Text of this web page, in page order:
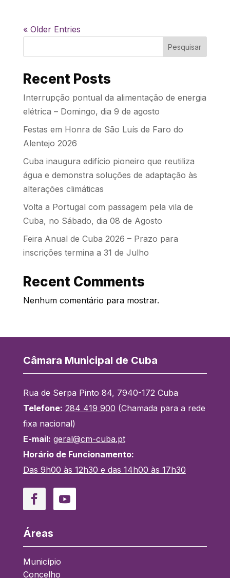
« Older Entries
Pesquisar
Recent Posts
Interrupção pontual da alimentação de energia
elétrica – Domingo, dia 9 de agosto
Festas em Honra de São Luís de Faro do
Alentejo 2026
Cuba inaugura edifício pioneiro que reutiliza
água e demonstra soluções de adaptação às
alterações climáticas
Volta a Portugal com passagem pela vila de
Cuba, no Sábado, dia 08 de Agosto
Feira Anual de Cuba 2026 – Prazo para
inscrições termina a 31 de Julho
Recent Comments
Nenhum comentário para mostrar.
Câmara Municipal de Cuba
Rua de Serpa Pinto 84, 7940-172 Cuba
Telefone: 284 419 900 (Chamada para a rede
fixa nacional)
E-mail: geral@cm-cuba.pt
Horário de Funcionamento:
Das 9h00 às 12h30 e das 14h00 às 17h30
FacebookYouTube
Áreas
Município
Concelho